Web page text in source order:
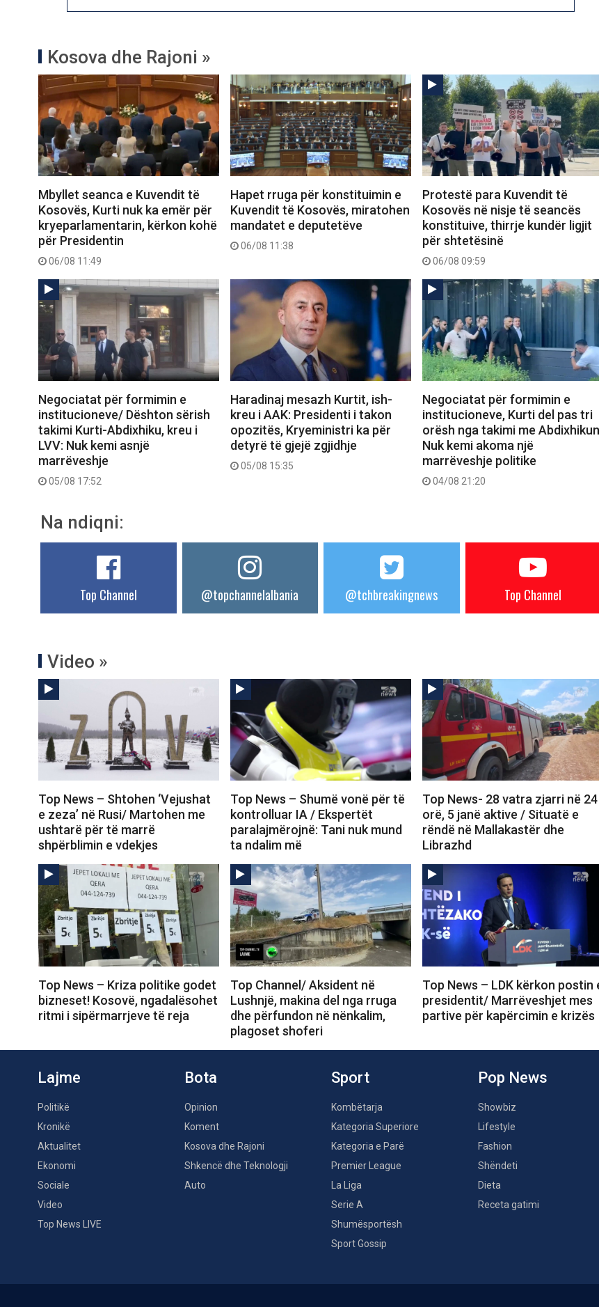
Kosova dhe Rajoni »
Mbyllet seanca e Kuvendit të
Kosovës, Kurti nuk ka emër për
kryeparlamentarin, kërkon kohë
për Presidentin
06/08 11:49
Hapet rruga për konstituimin e
Kuvendit të Kosovës, miratohen
mandatet e deputetëve
06/08 11:38
Protestë para Kuvendit të
Kosovës në nisje të seancës
konstituive, thirrje kundër ligjit
për shtetësinë
06/08 09:59
Negociatat për formimin e
institucioneve/ Dështon sërish
takimi Kurti-Abdixhiku, kreu i
LVV: Nuk kemi asnjë
marrëveshje
05/08 17:52
Haradinaj mesazh Kurtit, ish-
kreu i AAK: Presidenti i takon
opozitës, Kryeministri ka për
detyrë të gjejë zgjidhje
05/08 15:35
Negociatat për formimin e
institucioneve, Kurti del pas tri
orësh nga takimi me
Nuk kemi akoma një
marrëveshje politike
04/08 21:20
Na ndiqni:
Top Channel @topchannelalbania @tchbreakingnews Top Channel
Video »
Top News – Shtohen ‘Vejushat
e zeza’ në Rusi/ Martohen me
ushtarë për të marrë
shpërblimin e vdekjes
Top News – Shumë vonë për të
kontrolluar IA / Ekspertët
paralajmërojnë: Tani nuk mund
ta ndalim më
Top News- 28 vatra zjarri në 24
orë, 5 janë aktive / Situatë e
rëndë në Mallakastër dhe
Librazhd
Top News – Kriza politike godet
bizneset! Kosovë, ngadalësohet
ritmi i sipërmarrjeve të reja
Top Channel/ Aksident në
Lushnjë, makina del nga rruga
dhe përfundon në nënkalim,
plagoset shoferi
Top News – LDK kërkon postin
presidentit/ Marrëveshjet mes
partive për kapërcimin e krizës
Lajme
Politikë
Kronikë
Aktualitet
Ekonomi
Sociale
Video
Top News LIVE
Bota
Opinion
Koment
Kosova dhe Rajoni
Shkencë dhe Teknologji
Auto
Sport
Kombëtarja
Kategoria Superiore
Kategoria e Parë
Premier League
La Liga
Serie A
Shumësportësh
Sport Gossip
Pop News
Showbiz
Lifestyle
Fashion
Shëndeti
Dieta
Receta gatimi